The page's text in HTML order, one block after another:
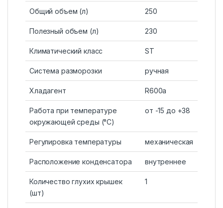
Общий объем (л) 250
Полезный объем (л) 230
Климатический класс ST
Система разморозки ручная
Хладагент R600a
Работа при температуре
окружающей среды (°С)
от -15 до +38
Регулировка температуры механическая
Расположение конденсатора внутреннее
Количество глухих крышек
(шт)
1